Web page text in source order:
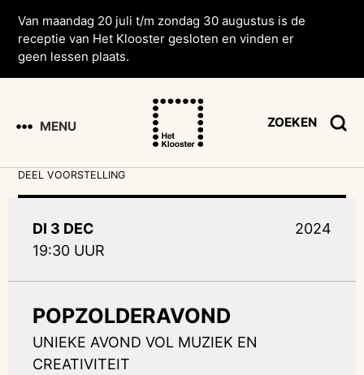
Van maandag 20 juli t/m zondag 30 augustus is de
receptie van Het Klooster gesloten en vinden er
geen lessen plaats.
MENU ZOEKEN
DEEL VOORSTELLING
DI 3 DEC
19:30 UUR
2024
POPZOLDERAVOND
UNIEKE AVOND VOL MUZIEK EN
CREATIVITEIT